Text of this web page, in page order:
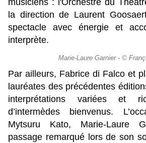
musiciens : l'Orchestre du
la direction de Laurent
spectacle avec énergie et
interprète.
Marie-Laure Garnier - ©
Par ailleurs, Fabrice di Falco et
lauréates des précédentes
interprétations variées et
d’intermèdes bienvenus.
Mytsuru Kato, Marie-Laure
passage remarqué lors de son